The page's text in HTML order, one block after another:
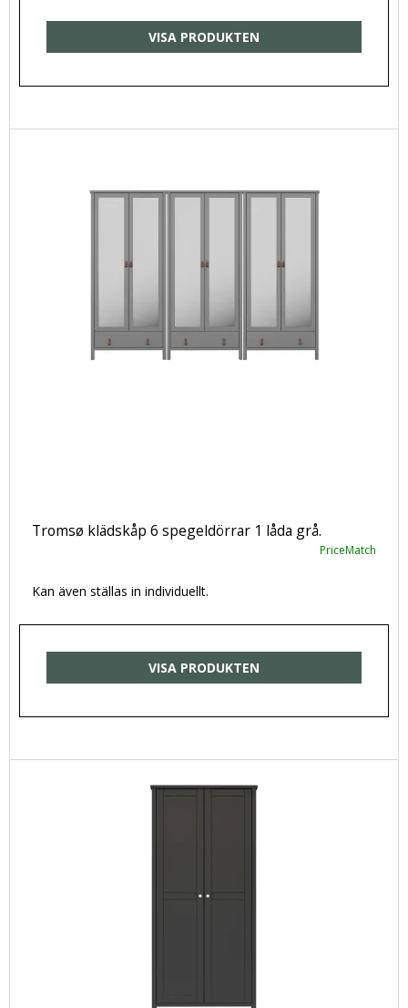
VISA PRODUKTEN
Tromsø klädskåp 6 spegeldörrar 1 låda grå.
PriceMatch
Kan även ställas in individuellt.
VISA PRODUKTEN